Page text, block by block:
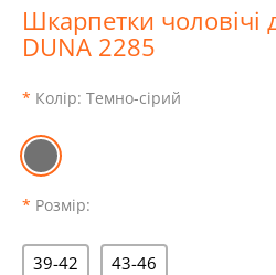
Шкарпетки чоловічі
DUNA 2285
Колір: Темно-сірий
Розмір:
39-42 43-46